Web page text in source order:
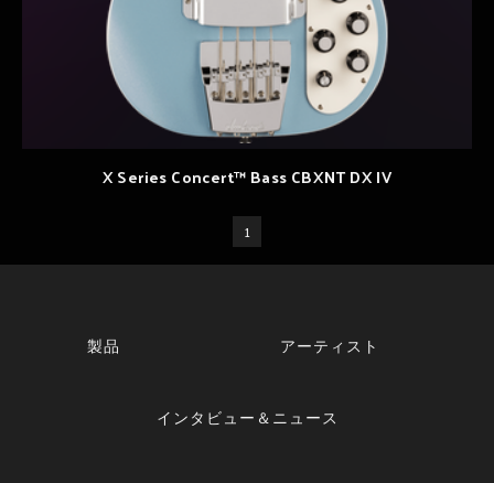
X Series Concert™ Bass CBXNT DX IV
1
製品 アーティスト
インタビュー＆ニュース